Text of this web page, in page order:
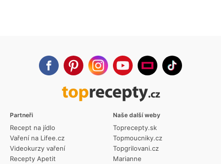
Partneři
Recept na jídlo
Vaření na Lifee.cz
Videokurzy vaření
Recepty Apetit
Naše další weby
Toprecepty.sk
Topmoucniky.cz
Topgrilovani.cz
Marianne